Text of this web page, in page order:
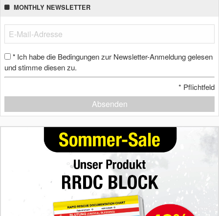
MONTHLY NEWSLETTER
* Ich habe die Bedingungen zur Newsletter-Anmeldung gelesen
und stimme diesen zu.
* Pflichtfeld
Absenden